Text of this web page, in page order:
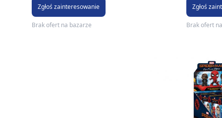
Zgłoś zainteresowanie
Brak ofert na bazarze
Zgłoś
Brak ofert